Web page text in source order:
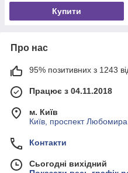
Купити
Про нас
95% позитивних з 1243
Працює з 04.11.2018
м. Київ
Київ, проспект Любомира
Контакти
Сьогодні вихідний